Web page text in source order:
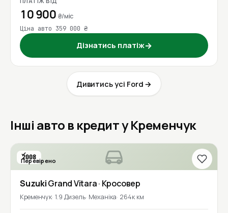
10 900 ₴/міс
Ціна авто 359 000 ₴
Дізнатись платіж→
Дивитись усі Ford →
Інші авто в кредит у Кременчук
2008
Перевірено
SuzukiGrand Vitara· Кросовер
Кременчук 1.9 Дизель Механіка 264к км